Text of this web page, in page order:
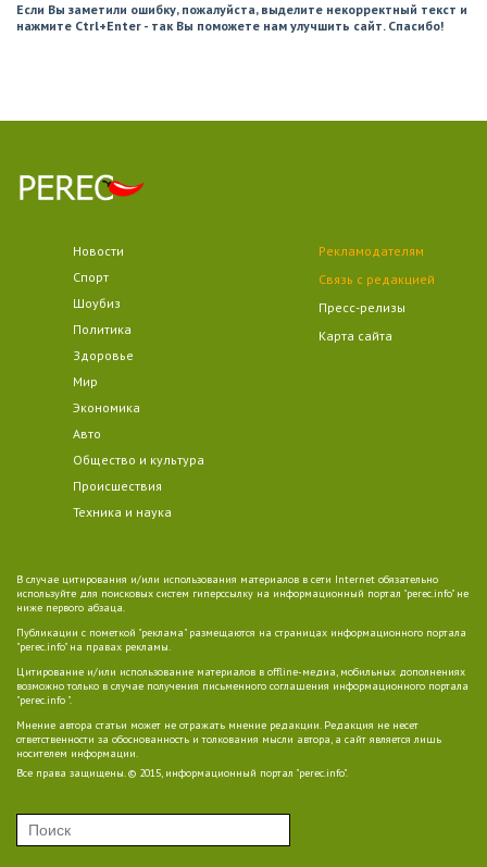
Если Вы заметили ошибку, пожалуйста, выделите некорректный текст и
нажмите Ctrl+Enter - так Вы поможете нам улучшить сайт. Спасибо!
Новости
Спорт
Шоубиз
Политика
Здоровье
Мир
Экономика
Авто
Общество и культура
Происшествия
Техника и наука
Рекламодателям
Связь с редакцией
Пресс-релизы
Карта сайта
В случае цитирования и/или использования материалов в сети Internet обязательно
используйте для поисковых систем гиперссылку на информационный портал "perec.info" не
ниже первого абзаца.
Публикации с пометкой "реклама" размещаются на страницах информационного портала
"perec.info" на правах рекламы.
Цитирование и/или использование материалов в offline-медиа, мобильных дополнениях
возможно только в случае получения письменного соглашения информационного портала
"perec.info ".
Мнение автора статьи может не отражать мнение редакции. Редакция не несет
ответственности за обоснованность и толкования мысли автора, а сайт является лишь
носителем информации.
Все права защищены. © 2015, информационный портал "perec.info".